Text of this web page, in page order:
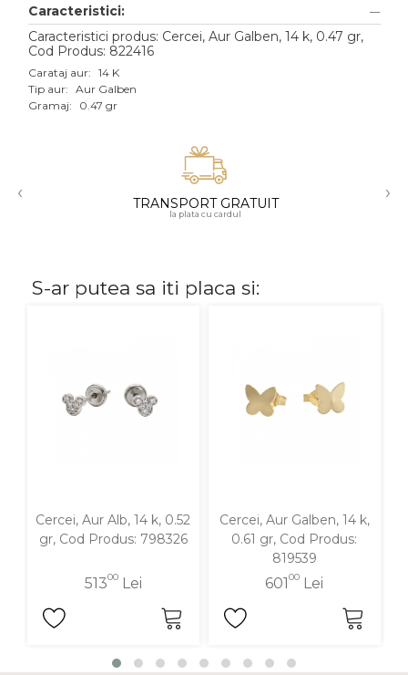
Aur alb
Aur roz
Aur mixt
18K
Caracteristici:
Caracteristici produs: Cercei, Aur Galben, 14 k, 0.47 gr,
Cod Produs: 822416
Carataj aur: 14 K
Tip aur: Aur Galben
Gramaj:
0.47 gr
‹ TRANSPORT GRATUIT
la plata cu cardul
›
S-ar putea sa iti placa si:
Cercei, Aur Alb, 14 k, 0.52
gr, Cod Produs: 798326
51300Lei
Cercei, Aur Galben, 14 k,
0.61 gr, Cod Produs:
819539
60100 Lei